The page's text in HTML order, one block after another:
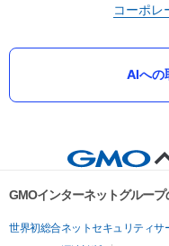
コーポレ
AIへの
GMOインターネットグルー
世界初総合ネットセキュリティサ